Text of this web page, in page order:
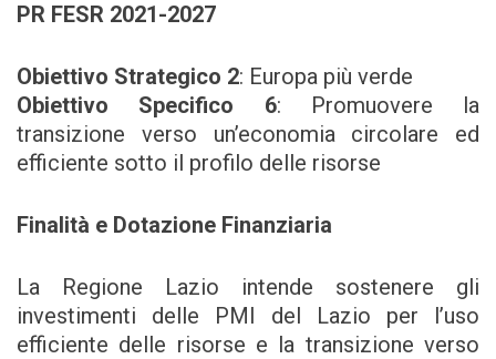
PR FESR 2021-2027
Obiettivo Strategico 2: Europa più verde
Obiettivo Specifico 6: Promuovere la
transizione verso un’economia circolare ed
efficiente sotto il profilo delle risorse
Finalità e Dotazione Finanziaria
La Regione Lazio intende sostenere gli
investimenti delle PMI del Lazio per l’uso
efficiente delle risorse e la transizione verso